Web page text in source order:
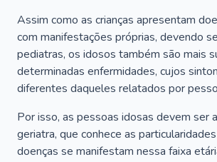
Assim como as crianças apresentam
com manifestações próprias, devendo
pediatras, os idosos também são mais
determinadas enfermidades, cujos
diferentes daqueles relatados por
Por isso, as pessoas idosas devem ser
geriatra, que conhece as
doenças se manifestam nessa faixa